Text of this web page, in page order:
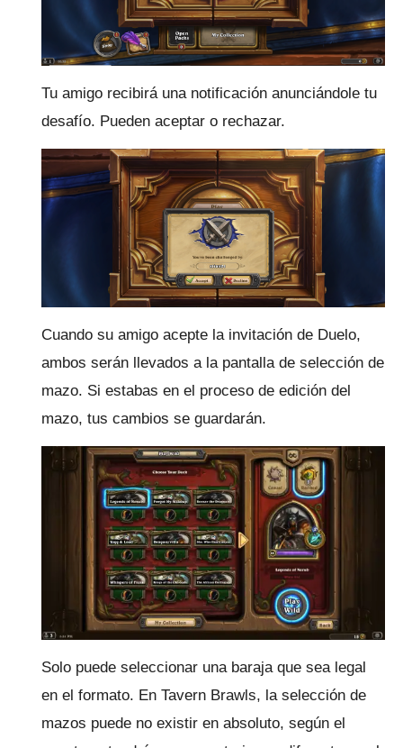
Tu amigo recibirá una notificación anunciándole tu
desafío. Pueden aceptar o rechazar.
Cuando su amigo acepte la invitación de Duelo,
ambos serán llevados a la pantalla de selección de
mazo. Si estabas en el proceso de edición del
mazo, tus cambios se guardarán.
Solo puede seleccionar una baraja que sea legal
en el formato. En Tavern Brawls, la selección de
mazos puede no existir en absoluto, según el